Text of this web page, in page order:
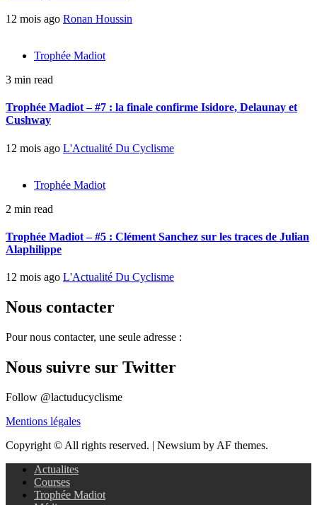
12 mois ago Ronan Houssin
Trophée Madiot
3 min read
Trophée Madiot – #7 : la finale confirme Isidore, Delaunay et
Cushway
12 mois ago L'Actualité Du Cyclisme
Trophée Madiot
2 min read
Trophée Madiot – #5 : Clément Sanchez sur les traces de Julian
Alaphilippe
12 mois ago L'Actualité Du Cyclisme
Nous contacter
Pour nous contacter, une seule adresse :
Nous suivre sur Twitter
Follow @lactuducyclisme
Mentions légales
Copyright © All rights reserved. | Newsium by AF themes.
Actualites
Courses
Trophée Madiot